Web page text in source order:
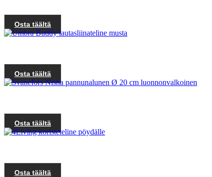
Osta täältä
Osta täältä
Osta täältä
Osta täältä